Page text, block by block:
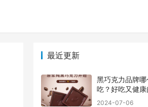
最近更新
黑巧克力品牌
吃？好吃又健康
力品牌
2024-07-06